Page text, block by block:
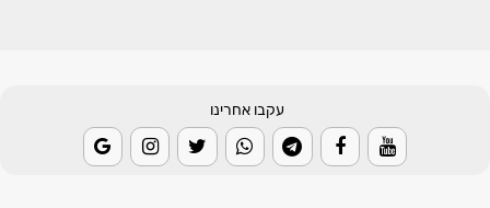
עקבו אחרינו